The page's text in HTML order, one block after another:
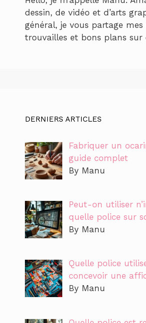
dessin, de vidéo et d’arts
général, je vous partage mes
trouvailles et bons plans sur
DERNIERS ARTICLES
Fabriquer un
guide complet
By Manu
Peut-on utiliser
quelle police sur
By Manu
Quelle police
concevoir une
By Manu